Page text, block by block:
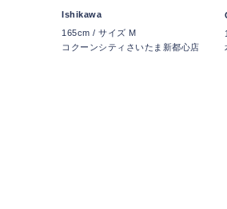
Ishikawa
165cm / サイズ M
コクーンシティさいたま新都心店